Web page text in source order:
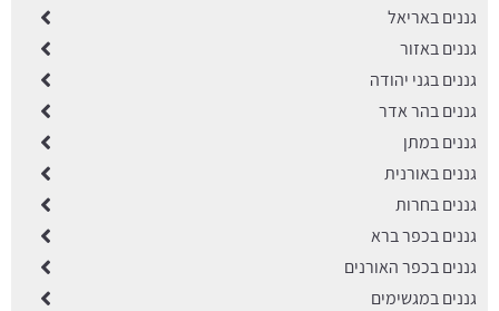
גננים באריאל
גננים באזור
גננים בגני יהודה
גננים בהר אדר
גננים במתן
גננים באורנית
גננים בחרות
גננים בכפר ברא
גננים בכפר האורנים
גננים במגשימים